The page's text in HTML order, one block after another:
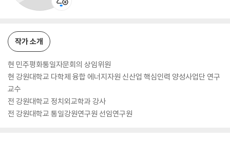
작가 소개
현 민주평화통일자문회의 상임위원
현 강원대학교 다학제 융합 에너지자원 신산업 핵심인력 양성사업단 연구
교수
전 강원대학교 정치외교학과 강사
전 강원대학교 통일강원연구원 선임연구원